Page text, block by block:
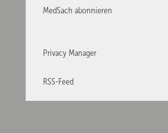
MedSach abonnieren
Privacy Manager
RSS-Feed